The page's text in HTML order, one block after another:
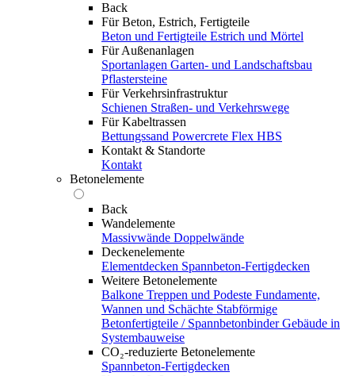
Back
Für Beton, Estrich, Fertigteile
Beton und Fertigteile Estrich und Mörtel
Für Außenanlagen
Sportanlagen Garten- und Landschaftsbau
Pflastersteine
Für Verkehrsinfrastruktur
Schienen Straßen- und Verkehrswege
Für Kabeltrassen
Bettungssand Powercrete Flex HBS
Kontakt & Standorte
Kontakt
Betonelemente
Back
Wandelemente
Massivwände Doppelwände
Deckenelemente
Elementdecken Spannbeton-Fertigdecken
Weitere Betonelemente
Balkone Treppen und Podeste Fundamente,
Wannen und Schächte Stabförmige
Betonfertigteile / Spannbetonbinder Gebäude in
Systembauweise
CO₂-reduzierte Betonelemente
Spannbeton-Fertigdecken